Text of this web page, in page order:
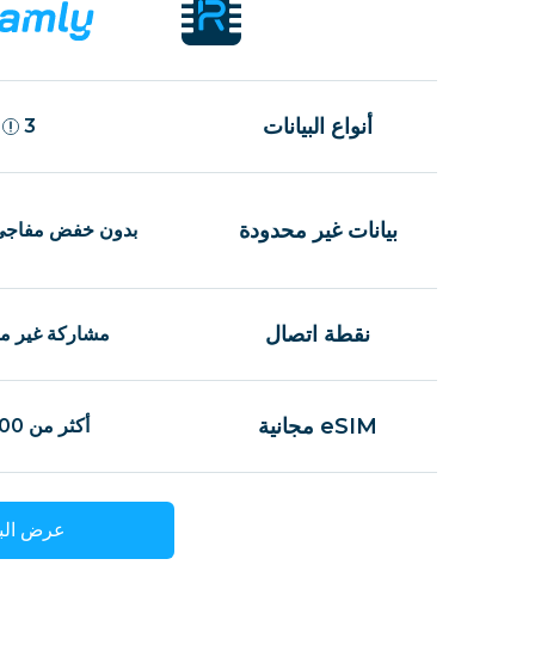
أنواع البيانات 3
بيانات غير محدودة بدون خفض
نقطة اتصال مشاركة غير
eSIM مجانية أكثر من 100 دولة
عرض